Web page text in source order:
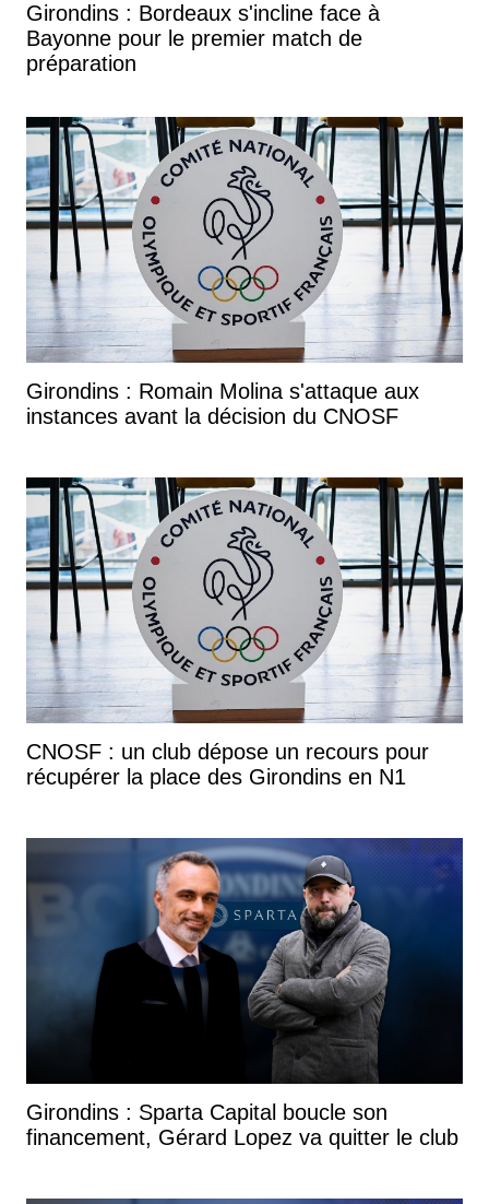
Girondins : Bordeaux s'incline face à
Bayonne pour le premier match de
préparation
Girondins : Romain Molina s'attaque aux
instances avant la décision du CNOSF
CNOSF : un club dépose un recours pour
récupérer la place des Girondins en N1
Girondins : Sparta Capital boucle son
financement, Gérard Lopez va quitter le club